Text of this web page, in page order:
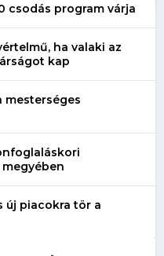
csodás program várja
ha valaki az
kap
mesterséges
új piacokra tör a